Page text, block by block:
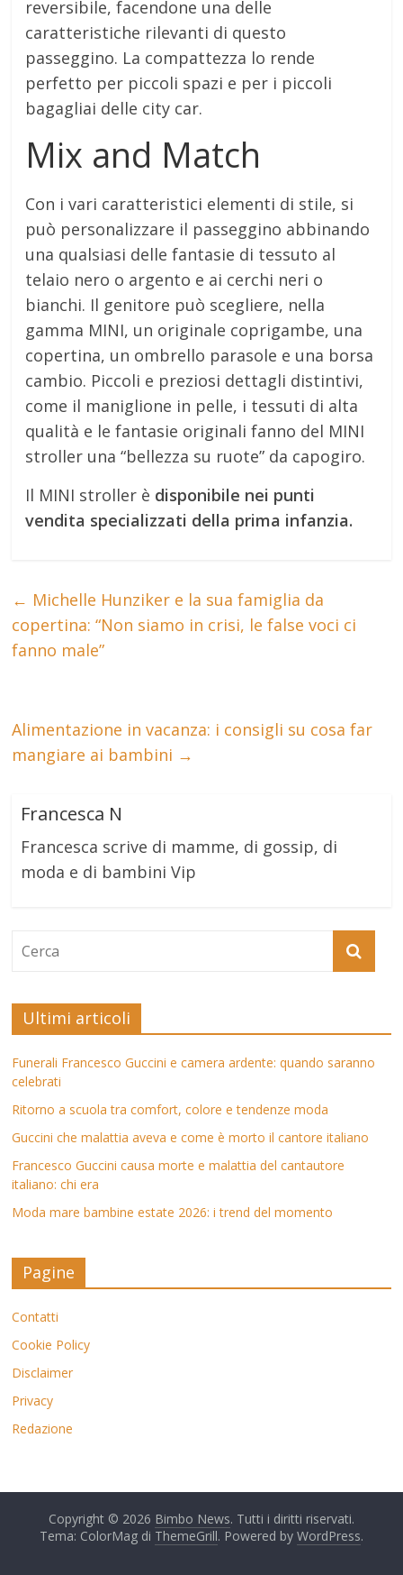
reversibile, facendone una delle
caratteristiche rilevanti di questo
passeggino. La compattezza lo rende
perfetto per piccoli spazi e per i piccoli
bagagliai delle city car.
Mix and Match
Con i vari caratteristici elementi di stile, si
può personalizzare il passeggino abbinando
una qualsiasi delle fantasie di tessuto al
telaio nero o argento e ai cerchi neri o
bianchi. Il genitore può scegliere, nella
gamma MINI, un originale coprigambe, una
copertina, un ombrello parasole e una borsa
cambio. Piccoli e preziosi dettagli distintivi,
come il maniglione in pelle, i tessuti di alta
qualità e le fantasie originali fanno del MINI
stroller una “bellezza su ruote” da capogiro.
Il MINI stroller è disponibile nei punti
vendita specializzati della prima infanzia.
← Michelle Hunziker e la sua famiglia da
copertina: “Non siamo in crisi, le false voci ci
fanno male”
Alimentazione in vacanza: i consigli su cosa far
mangiare ai bambini →
Francesca N
Francesca scrive di mamme, di gossip, di
moda e di bambini Vip
Ultimi articoli
Funerali Francesco Guccini e camera ardente: quando saranno
celebrati
Ritorno a scuola tra comfort, colore e tendenze moda
Guccini che malattia aveva e come è morto il cantore italiano
Francesco Guccini causa morte e malattia del cantautore
italiano: chi era
Moda mare bambine estate 2026: i trend del momento
Pagine
Contatti
Cookie Policy
Disclaimer
Privacy
Redazione
Copyright © 2026 Bimbo News. Tutti i diritti riservati.
Tema: ColorMag di ThemeGrill. Powered by WordPress.